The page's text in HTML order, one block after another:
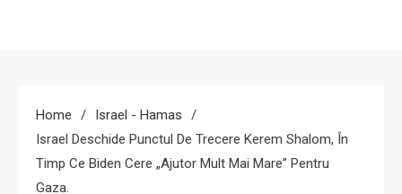
Home
Israel - Hamas
Israel Deschide Punctul De Trecere Kerem Shalom, În
Timp Ce Biden Cere „ajutor Mult Mai Mare” Pentru
Gaza.